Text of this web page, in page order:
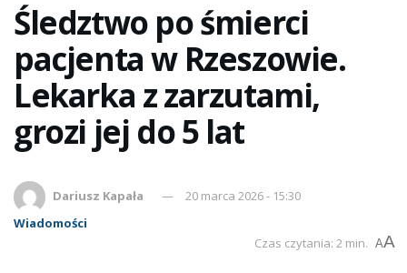
Śledztwo po śmierci
pacjenta w Rzeszowie.
Lekarka z zarzutami,
grozi jej do 5 lat
Dariusz Kapała
20 marca 2026 - 15:30
Wiadomości
Czas czytania: 2 min. AA